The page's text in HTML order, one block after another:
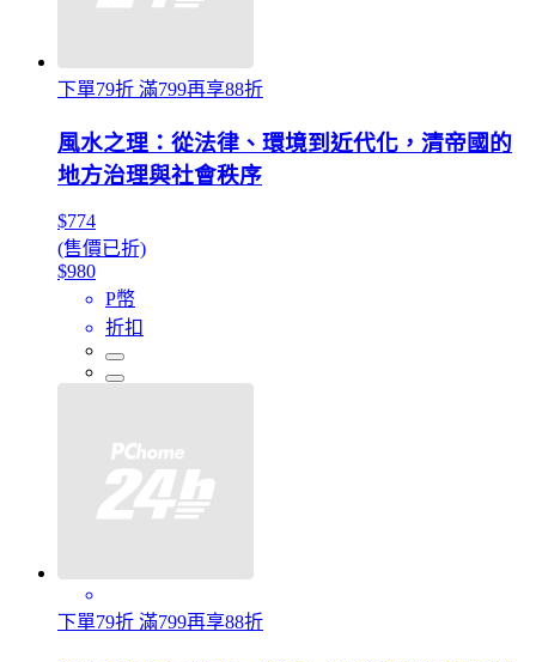
下單79折 滿799再享88折
風水之理：從法律、環境到近代化，清帝國的
地方治理與社會秩序
$774
(售價已折)
$980
P幣
折扣
下單79折 滿799再享88折